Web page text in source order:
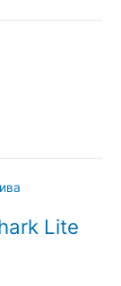
Lite